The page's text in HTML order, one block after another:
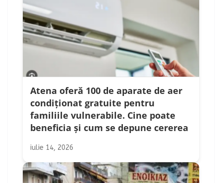
Atena oferă 100 de aparate de aer
condiționat gratuite pentru
familiile vulnerabile. Cine poate
beneficia și cum se depune cererea
iulie 14, 2026